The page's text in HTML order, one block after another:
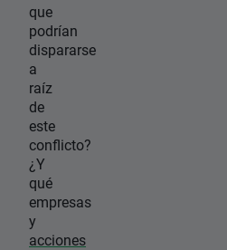
que
podrían
dispararse
a
raíz
de
este
conflicto?
¿Y
qué
empresas
y
acciones